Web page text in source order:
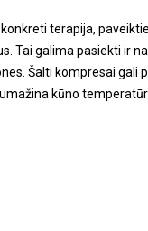
terapija,
Tai galima pasiekti ir
Šalti kompresai gali
kūno